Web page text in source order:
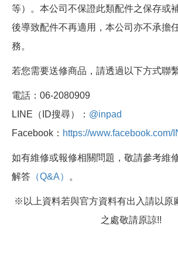
等）。本公司不保證此類配件之保存或
後導致配件不再適用，本公司亦不承擔
務。
若您需要送修商品，請透過以下方式聯
電話：06-2080909
LINE（ID搜尋）： @inpad
Facebook： https://www.facebook.com/
如有維修或報修相關問題，敬請參考維
解答 （Q&A） 。
※以上資料若與官方資料有出入請以原
之處敬請原諒!!